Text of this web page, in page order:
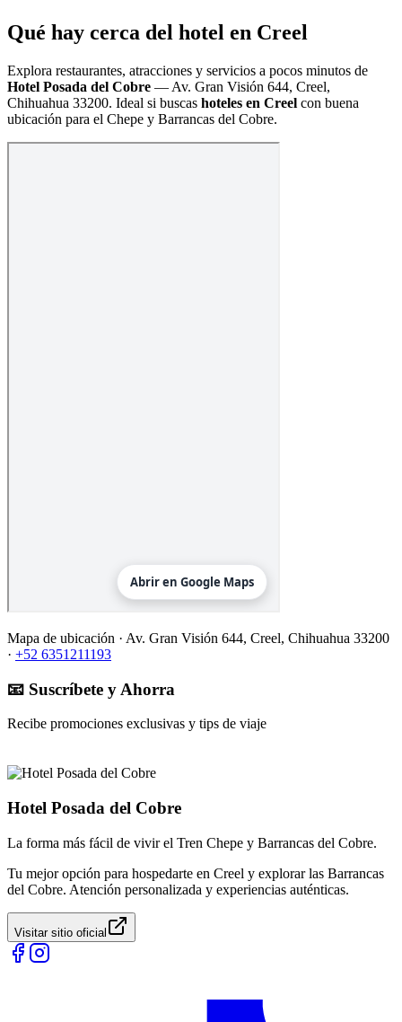
Qué hay cerca del hotel en Creel
Explora restaurantes, atracciones y servicios a pocos minutos de
Hotel Posada del Cobre — Av. Gran Visión 644, Creel,
Chihuahua 33200. Ideal si buscas hoteles en Creel con buena
ubicación para el Chepe y Barrancas del Cobre.
Mapa de ubicación · Av. Gran Visión 644, Creel, Chihuahua 33200
· +52 6351211193
📧 Suscríbete y Ahorra
Recibe promociones exclusivas y tips de viaje
Hotel Posada del Cobre
La forma más fácil de vivir el Tren Chepe y Barrancas del Cobre.
Tu mejor opción para hospedarte en Creel y explorar las Barrancas
del Cobre. Atención personalizada y experiencias auténticas.
Visitar sitio oficial